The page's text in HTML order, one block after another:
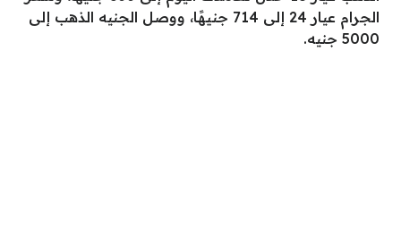
الجرام عيار 24 إلى 714 جنيهًا، ووصل الجنيه الذهب إلى
5000 جنيه.